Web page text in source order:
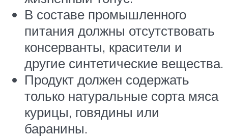
В составе промышленного
питания должны отсутствовать
консерванты, красители и
другие синтетические вещества.
Продукт должен содержать
только натуральные сорта мяса
курицы, говядины или
баранины.